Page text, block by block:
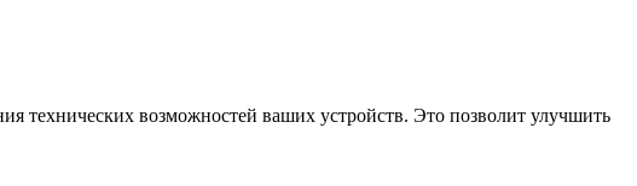
технических возможностей ваших устройств. Это позволит улучшить